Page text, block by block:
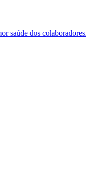
saúde dos colaboradores.